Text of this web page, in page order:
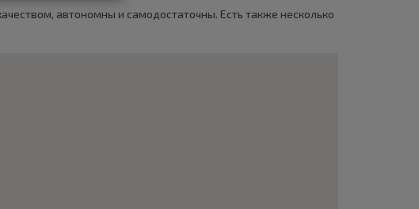
автономны и самодостаточны. Есть также несколько